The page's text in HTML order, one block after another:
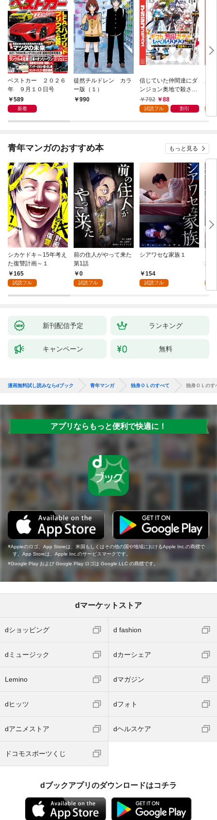
ベストカー ２０２６
年 ９月１０日号
589
新着
徒然チルドレン カラ
ー版（１）
990
信じていた仲間達にダ
ンジョン奥地で殺され
かけたがギフト『無限
ガチャ』でレベル９９
『ざまぁ！』します！
792 88
試読フル 割引
青年マンガのおすすめ本 もっと見る
シカケドキ～15年考え
た復讐計画～１
165
試読フル
前の住人がやって来た
第1話
0
試読フル
シアワセな家族１
154
試読フル
地
新刊配信予定 ランキング
キャンペーン 無料
漫画無料試し読みならdブック 青年マンガ 独身ＯＬのすべて 独身ＯＬのす
アプリならもっと便利で快適に！
Appleのロゴ、App Storeは、米国もしくはその他の国や地域におけるApple Inc.の商標で
す。App Storeは、Apple Inc.のサービスマークです。
Google Play および Google Play ロゴは Google LLC の商標です。
dマーケットストア
dショッピング d fashion
dミュージック dカーシェア
Lemino dマガジン
dヒッツ dフォト
dアニメストア dヘルスケア
ドコモスポーツくじ
dブックアプリのダウンロードはコチラ